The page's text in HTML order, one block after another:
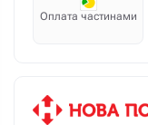
Оплата частинами